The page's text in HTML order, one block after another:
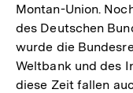
Montan-Union.
des Deutschen
wurde die
Weltbank und des
diese Zeit fallen